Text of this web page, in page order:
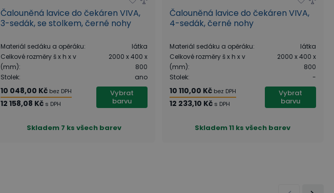
Čalouněná lavice do čekáren VIVA,
3-sedák, se stolkem, černé nohy
Materiál sedáku a opěráku:
látka
Celkové rozměry š x h x v
(mm):
2000 x 400 x
800
Stolek: ano
10 048,00 Kč bez DPH
12 158,08 Kč s DPH
Vybrat
barvu
Skladem 7 ks všech barev
Čalouněná lavice do čekáren VIVA,
4-sedák, černé nohy
Materiál sedáku a opěráku:
látka
Celkové rozměry š x h x v
(mm):
2000 x 400 x
800
Stolek: -
10 110,00 Kč bez DPH
12 233,10 Kč s DPH
Vybrat
barvu
Skladem11 ks všech barev